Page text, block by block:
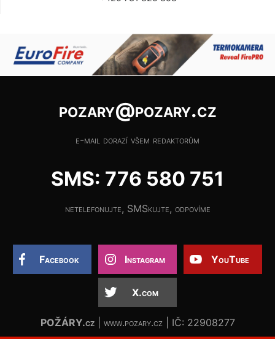
pozary@pozary.cz
e-mail dorazí všem redaktorům
SMS: 776 580 751
netelefonujte, SMSkujte, odpovíme
Facebook Instagram YouTube
X.com
POŽÁRY.cz| www.pozary.cz | IČ: 22908277